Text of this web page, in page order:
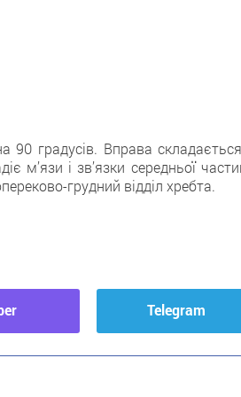
90 градусів. Вправа
м’язи і зв’язки середньої
грудний відділ хребта.
Telegram